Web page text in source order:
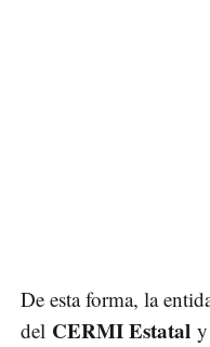
De esta forma, la
del CERMI Estatal